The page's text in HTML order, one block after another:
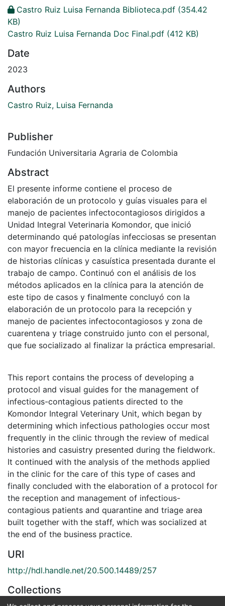
Castro Ruiz Luisa Fernanda Biblioteca.pdf (354.42
KB)
Castro Ruiz Luisa Fernanda Doc Final.pdf (412 KB)
Date
2023
Authors
Castro Ruiz, Luisa Fernanda
Publisher
Fundación Universitaria Agraria de Colombia
Abstract
El presente informe contiene el proceso de
elaboración de un protocolo y guías visuales para el
manejo de pacientes infectocontagiosos dirigidos a
Unidad Integral Veterinaria Komondor, que inició
determinando qué patologías infecciosas se presentan
con mayor frecuencia en la clínica mediante la revisión
de historias clínicas y casuística presentada durante el
trabajo de campo. Continuó con el análisis de los
métodos aplicados en la clínica para la atención de
este tipo de casos y finalmente concluyó con la
elaboración de un protocolo para la recepción y
manejo de pacientes infectocontagiosos y zona de
cuarentena y triage construido junto con el personal,
que fue socializado al finalizar la práctica empresarial.
This report contains the process of developing a
protocol and visual guides for the management of
infectious-contagious patients directed to the
Komondor Integral Veterinary Unit, which began by
determining which infectious pathologies occur most
frequently in the clinic through the review of medical
histories and casuistry presented during the fieldwork.
It continued with the analysis of the methods applied
in the clinic for the care of this type of cases and
finally concluded with the elaboration of a protocol for
the reception and management of infectious-
contagious patients and quarantine and triage area
built together with the staff, which was socialized at
the end of the business practice.
URI
http://hdl.handle.net/20.500.14489/257
Collections